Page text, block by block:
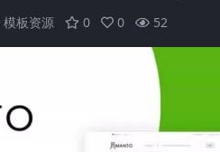
模板资源 0 0 52